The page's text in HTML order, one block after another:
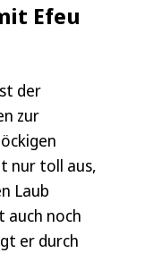
Efeu
der
zur
nur toll aus,
Laub
auch noch
er durch